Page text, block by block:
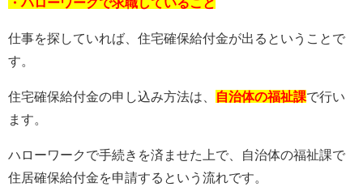
仕事を探していれば、住宅確保給付金が出るということで
す。
住宅確保給付金の申し込み方法は、 自治体の福祉課で行い
ます。
ハローワークで手続きを済ませた上で、自治体の福祉課で
住居確保給付金を申請するという流れです。